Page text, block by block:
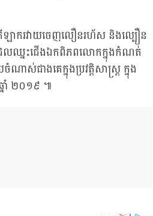
កីឡាករវាយចេញលឿនរហ័ស និងល្បឿន
ដែលឈ្នះជើងឯកពិភពលោកក្នុងកំណត់
ស់ជាងគេក្នុងប្រវត្តិសាស្ត្រ ក្នុង
នាំ ២០១៩ ៕